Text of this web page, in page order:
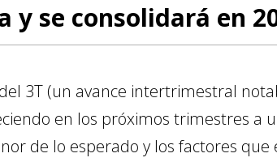
y se consolidará en
3T (un avance intertrimestral
en los próximos trimestres a
de lo esperado y los factores que